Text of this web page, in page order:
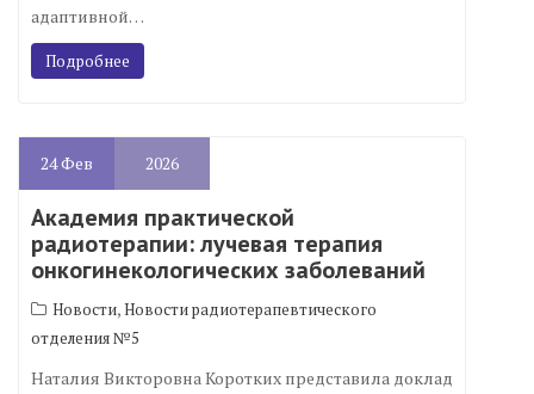
адаптивной…
Подробнее
24Фев 2026
Академия практической
радиотерапии: лучевая терапия
онкогинекологических заболеваний
Новости,Новости радиотерапевтического
отделения №5
Наталия Викторовна Коротких представила доклад